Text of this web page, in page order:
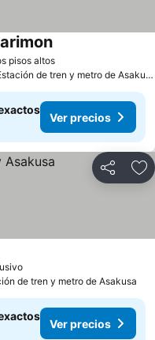
pisos altos
a 0.3 km de: Estación de tren y metro de Asakusa
Ver precios
Compartir
de tren y metro de Asakusa
Ver precios